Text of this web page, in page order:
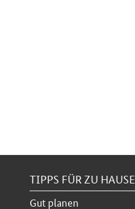
TIPPS FÜR ZU HAUSE
Gut planen